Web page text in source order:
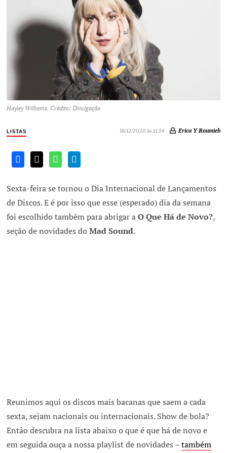
Hayley Williams. Crédito: Divulgação
LISTAS 18/12/2020 às 11:34 Erica Y Roumieh
Sexta-feira se tornou o Dia Internacional de Lançamentos
de Discos. E é por isso que esse (esperado) dia da semana
foi escolhido também para abrigar aO Que Há de Novo?,
seção de novidades doMad Sound.
Reunimos aqui os discos mais bacanas que saem a cada
sexta, sejam nacionais ou internacionais. Show de bola?
Então descubra na lista abaixo o que é que há de novo e
em seguida ouça a nossa playlist de novidades –também